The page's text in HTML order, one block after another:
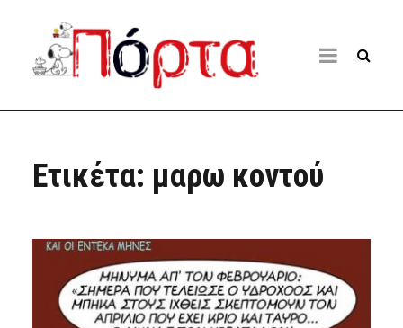
Ετικέτα: μαρω κοντού